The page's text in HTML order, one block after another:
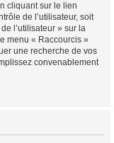
cliquant sur le lien
de l’utilisateur, soit
l’utilisateur » sur la
menu « Raccourcis »
une recherche de vos
convenablement